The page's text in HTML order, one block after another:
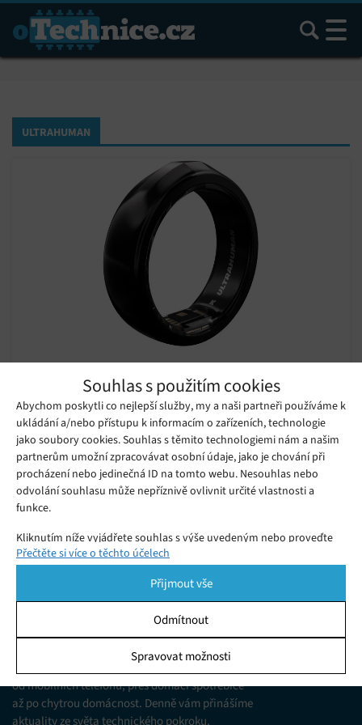
Souhlas s použitím cookies
Abychom poskytli co nejlepší služby, my a naši partneři používáme k
ukládání a/nebo přístupu k informacím o zařízeních, technologie
jako soubory cookies. Souhlas s těmito technologiemi nám a našim
partnerům umožní zpracovávat osobní údaje, jako je chování při
procházení nebo jedinečná ID na tomto webu. Nesouhlas nebo
odvolání souhlasu může nepříznivě ovlivnit určité vlastnosti a
funkce.
Kliknutím níže vyjádřete souhlas s výše uvedeným nebo proveďte
podrobnější rozhodnutí. Vaše volby budou použity pouze na tomto
pomocí přepínačů v Zásadách cookies nebo kliknutím na tlačítko
Spravovat souhlas ve spodní části obrazovky.
Ukládání a/nebo přístup k informacím v zařízení, Porozumění
publiku prostřednictvím statistik nebo kombinací údajů z
různých zdrojů.
Přečtěte si více o těchto účelech
Přijmout vše
Odmítnout
Spravovat možnosti
Hledat
ULTRAHUMAN
uživatelům přinést „ultralidskou sílu“
Pondělí 11. 07. 2022 Samuel
Fitness startup Ultrahuman přináší na trh chytrý prsten, o
kterém tvrdí, že uživatelům poskytne „ultralidskou sílu“.
Jsme web zajímající se o technologické novinky
od mobilních telefonů, přes domácí spotřebiče
až po chytrou domácnost. Denně vám přinášíme
aktuality ze světa technického pokroku,